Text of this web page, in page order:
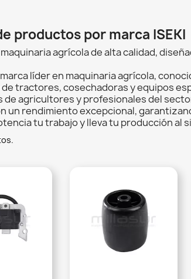
productos por marca ISEKI
agrícola de alta calidad,
marca líder en maquinaria agrícola,
de tractores, cosechadoras y equipos
de agricultores y profesionales del
un rendimiento excepcional,
tu trabajo y lleva tu producción al